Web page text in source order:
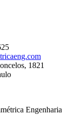
1821
Engenharia